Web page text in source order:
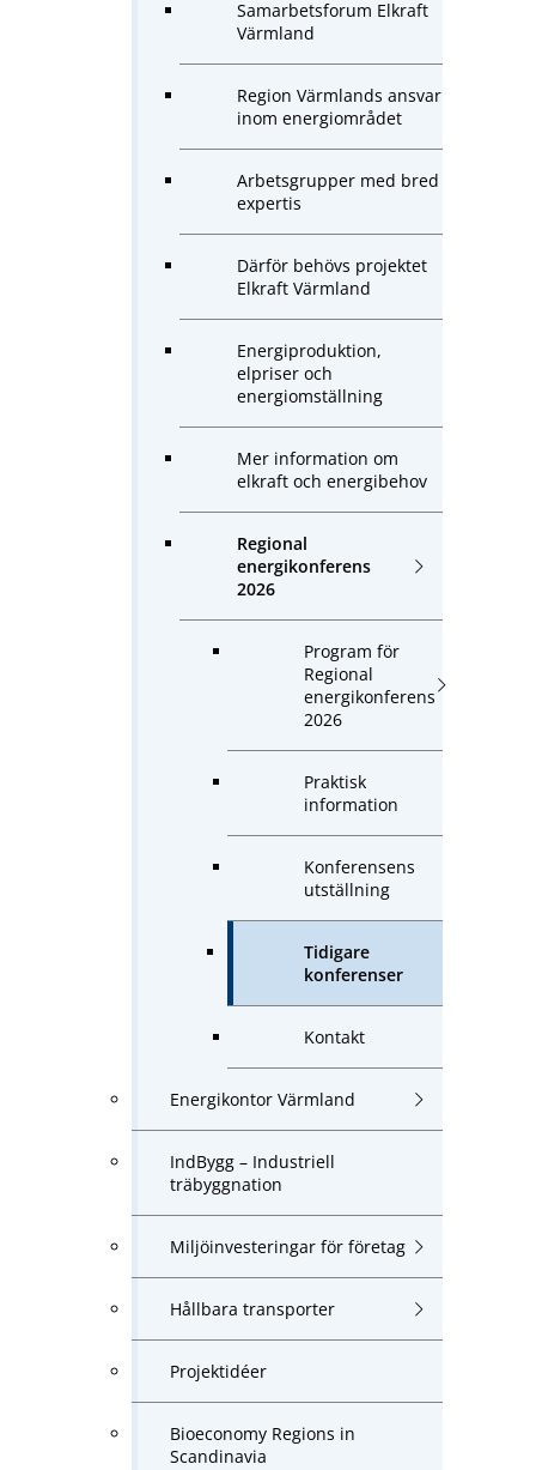
Samarbetsforum Elkraft
Värmland
Region Värmlands ansvar
inom energiområdet
Arbetsgrupper med bred
expertis
Därför behövs projektet
Elkraft Värmland
Energiproduktion,
elpriser och
energiomställning
Mer information om
elkraft och energibehov
Regional
energikonferens
2026
Program för
Regional
energikonferens
2026
Praktisk
information
Konferensens
utställning
Tidigare
konferenser
Kontakt
Energikontor Värmland
IndBygg – Industriell
träbyggnation
Miljöinvesteringar för företag
Hållbara transporter
Projektidéer
Bioeconomy Regions in
Scandinavia